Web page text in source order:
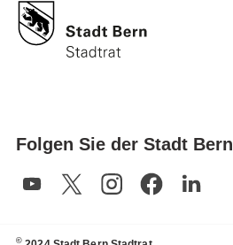
Folgen Sie der Stadt Bern
©